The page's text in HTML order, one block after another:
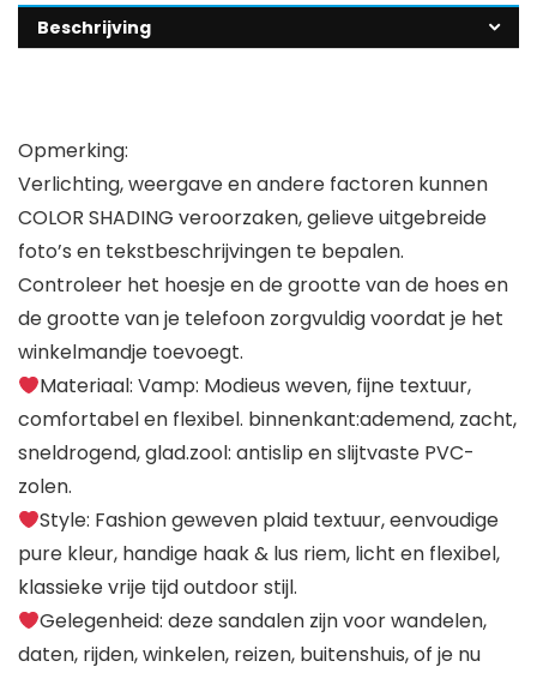
Beschrijving
Opmerking:
Verlichting, weergave en andere factoren kunnen
COLOR SHADING veroorzaken, gelieve uitgebreide
foto’s en tekstbeschrijvingen te bepalen.
Controleer het hoesje en de grootte van de hoes en
de grootte van je telefoon zorgvuldig voordat je het
winkelmandje toevoegt.
Materiaal: Vamp: Modieus weven, fijne textuur,
comfortabel en flexibel. binnenkant:ademend, zacht,
sneldrogend, glad.zool: antislip en slijtvaste PVC-
zolen.
Style: Fashion geweven plaid textuur, eenvoudige
pure kleur, handige haak & lus riem, licht en flexibel,
klassieke vrije tijd outdoor stijl.
Gelegenheid: deze sandalen zijn voor wandelen,
daten, rijden, winkelen, reizen, buitenshuis, of je nu